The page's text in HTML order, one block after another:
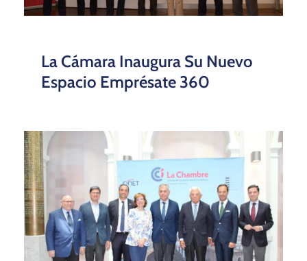
La Cámara Inaugura Su Nuevo
Espacio Emprésate 360